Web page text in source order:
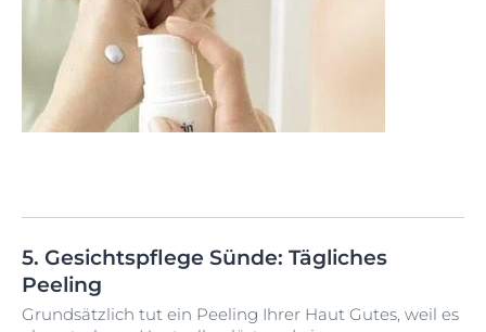
5. Gesichtspflege Sünde: Tägliches
Peeling
Grundsätzlich tut ein Peeling Ihrer Haut Gutes, weil es